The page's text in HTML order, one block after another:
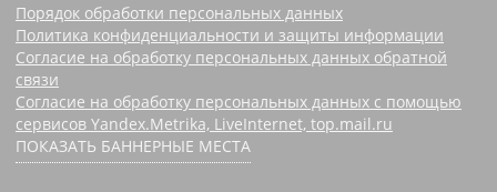
Порядок обработки персональных данных
Политика конфиденциальности и защиты информации
Согласие на обработку персональных данных обратной
связи
Согласие на обработку персональных данных с помощью
сервисов Yandex.Metrika, LiveInternet, top.mail.ru
ПОКАЗАТЬ БАННЕРНЫЕ МЕСТА